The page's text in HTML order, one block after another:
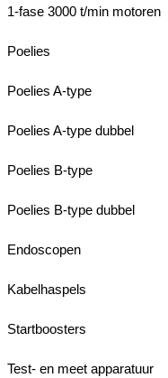
1-fase 3000 t/min motoren
Poelies
Poelies A-type
Poelies A-type dubbel
Poelies B-type
Poelies B-type dubbel
Endoscopen
Kabelhaspels
Startboosters
Test- en meet apparatuur